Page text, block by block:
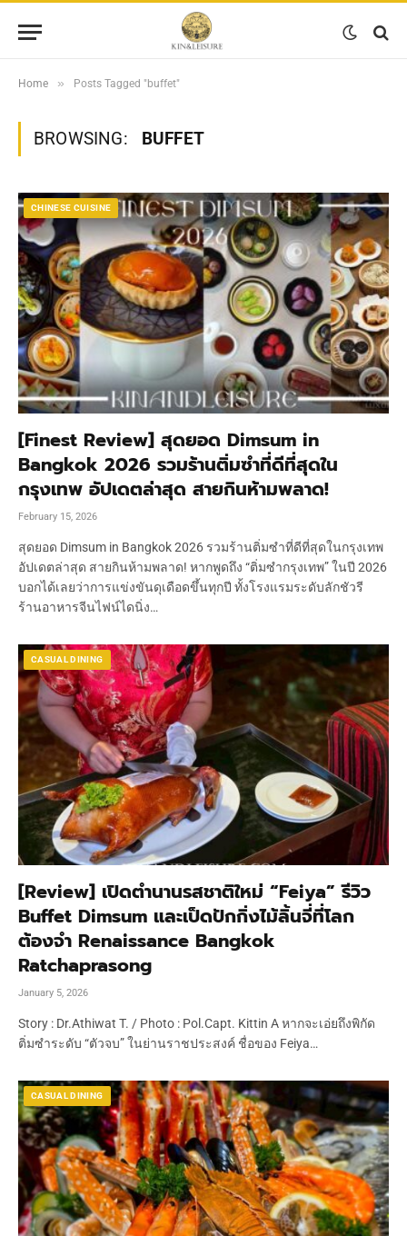
Home » Posts Tagged "buffet"
BROWSING: BUFFET
CHINESE CUISINE
[Finest Review] สุดยอด Dimsum in
Bangkok 2026 รวมร้านติ่มซำที่ดีที่สุดใน
กรุงเทพ อัปเดตล่าสุด สายกินห้ามพลาด!
February 15, 2026
สุดยอด Dimsum in Bangkok 2026 รวมร้านติ่มซำที่ดีที่สุดในกรุงเทพ
อัปเดตล่าสุด สายกินห้ามพลาด! หากพูดถึง “ติ่มซำกรุงเทพ” ในปี 2026
บอกได้เลยว่าการแข่งขันดุเดือดขึ้นทุกปี ทั้งโรงแรมระดับลักชัวรี
ร้านอาหารจีนไฟน์ไดนิ่ง…
CASUAL DINING
[Review] เปิดตำนานรสชาติใหม่ “Feiya” รีวิว
Buffet Dimsum และเป็ดปักกิ่งไม้ลิ้นจี่ที่โลก
ต้องจำ Renaissance Bangkok
Ratchaprasong
January 5, 2026
Story : Dr.Athiwat T. / Photo : Pol.Capt. Kittin A หากจะเอ่ยถึงพิกัด
ติ่มซำระดับ “ตัวจบ” ในย่านราชประสงค์ ชื่อของ Feiya…
CASUAL DINING